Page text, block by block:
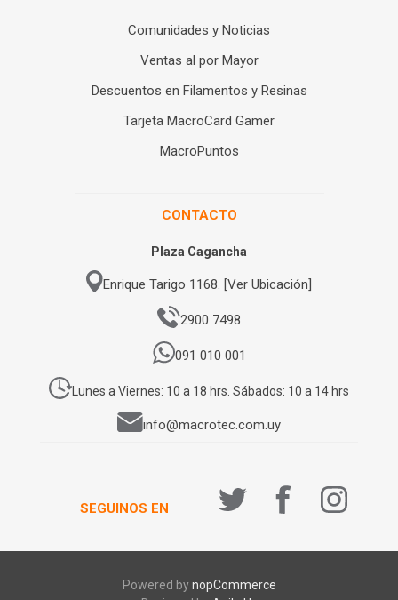
Comunidades y Noticias
Ventas al por Mayor
Descuentos en Filamentos y Resinas
Tarjeta MacroCard Gamer
MacroPuntos
CONTACTO
Plaza Cagancha
Enrique Tarigo 1168. [Ver Ubicación]
2900 7498
091 010 001
Lunes a Viernes: 10 a 18 hrs. Sábados: 10 a 14 hrs
info@macrotec.com.uy
SEGUINOS EN
Powered bynopCommerce